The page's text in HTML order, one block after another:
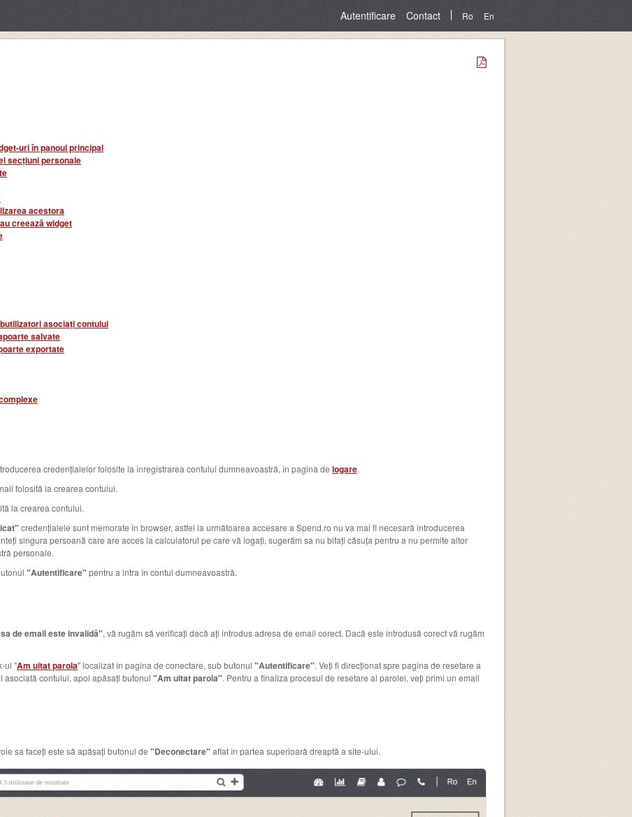
Autentificare Contact Ro En
uri în panoul principal
secțiuni personale
acestora
creează widget
asociați contului
salvate
exportate
credențialelor folosite la înregistrarea contului dumneavoastră, în pagina de logare.
folosită la crearea contului.
la crearea contului.
credențialele sunt memorate în browser, astfel la următoarea accesare a Spend.ro nu va mai fi necesară introducerea
singura persoană care are acces la calculatorul pe care vă logați, sugerăm sa nu bifați căsuța pentru a nu permite altor
personale.
"Autentificare" pentru a intra în contul dumneavoastră.
de email este invalidă", vă rugăm să verificați dacă ați introdus adresa de email corect. Dacă este introdusă corect vă rugăm
ul "Am uitat parola" localizat în pagina de conectare, sub butonul "Autentificare". Veți fi direcționat spre pagina de resetare a
contului, apoi apăsați butonul "Am uitat parola". Pentru a finaliza procesul de resetare al parolei, veți primi un email
sa faceți este să apăsați butonul de "Deconectare" aflat în partea superioară dreaptă a site-ului.